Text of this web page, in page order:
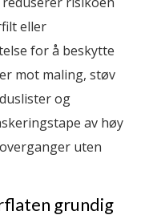
eller
for å beskytte
mot maling, støv
og
av høy
uten
grundig